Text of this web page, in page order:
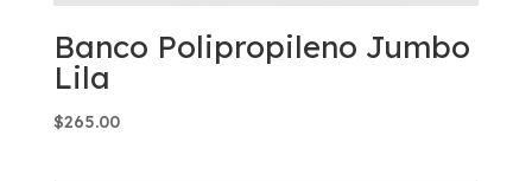
Banco Polipropileno Jumbo
Lila
$265.00